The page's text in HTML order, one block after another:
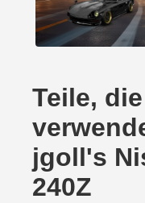
Teile,
jgoll's
240Z